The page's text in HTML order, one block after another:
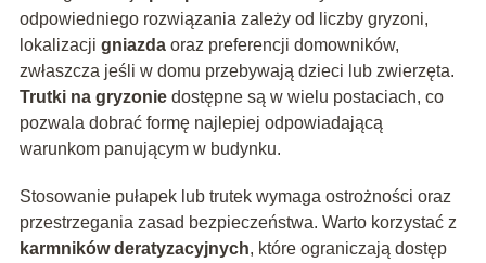
odpowiedniego rozwiązania zależy od liczby gryzoni,
lokalizacji gniazdaoraz preferencji domowników,
zwłaszcza jeśli w domu przebywają dzieci lub zwierzęta.
Trutki na gryzoniedostępne są w wielu postaciach, co
pozwala dobrać formę najlepiej odpowiadającą
warunkom panującym w budynku.
Stosowanie pułapek lub trutek wymaga ostrożności oraz
przestrzegania zasad bezpieczeństwa. Warto korzystać z
karmników deratyzacyjnych, które ograniczają dostęp